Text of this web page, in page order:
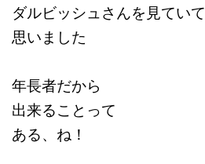
ダルビッシュさんを見ていて
思いました
年長者だから
出来ることって
ある、ね！